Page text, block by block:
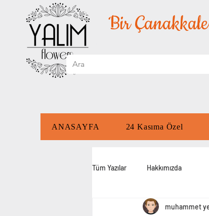
Bir
ANASAYFA 24 Kasıma Özel
Tüm Yazılar Hakkımızda
muhammet